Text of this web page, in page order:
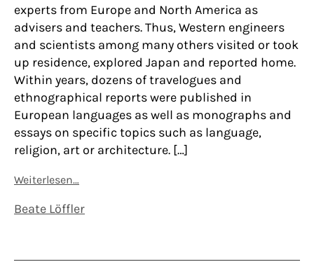
experts from Europe and North America as
advisers and teachers. Thus, Western engineers
and scientists among many others visited or took
up residence, explored Japan and reported home.
Within years, dozens of travelogues and
ethnographical reports were published in
European languages as well as monographs and
essays on specific topics such as language,
religion, art or architecture. […]
Weiterlesen…
Beate Löffler